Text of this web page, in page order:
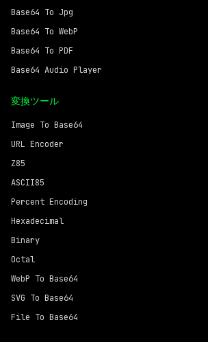
Base64 To Jpg
Base64 To WebP
Base64 To PDF
Base64 Audio Player
変換ツール
Image To Base64
URL Encoder
Z85
ASCII85
Percent Encoding
Hexadecimal
Binary
Octal
WebP To Base64
SVG To Base64
File To Base64